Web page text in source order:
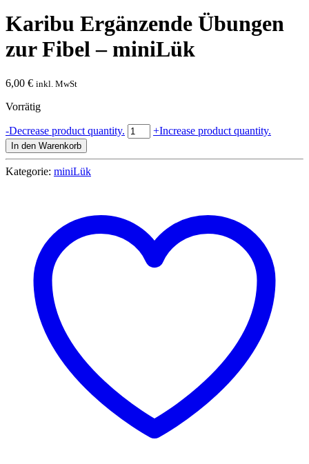
Karibu Ergänzende Übungen
zur Fibel – miniLük
6,00 € inkl. MwSt
Vorrätig
-Decrease product quantity. Karibu
Ergänzende
+Increase product quantity.
In den Warenkorb
Kategorie: miniLük